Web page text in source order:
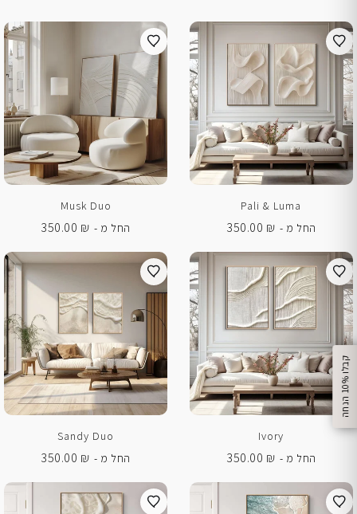
ק
ב
ל
ו
1
0
%
ה
נ
ח
ה
Pali & Luma
החל מ -
350.00 ₪
Musk Duo
החל מ -
350.00 ₪
Ivory
החל מ -
350.00 ₪
Sandy Duo
החל מ -
350.00 ₪